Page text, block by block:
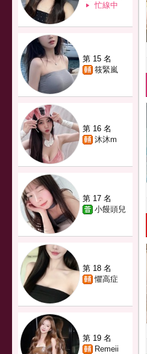
忙線中
第 15 名
筱緊嵐
第 16 名
沐沐m
第 17 名
小饅頭兒
第 18 名
懼高症
第 19 名
Remeii